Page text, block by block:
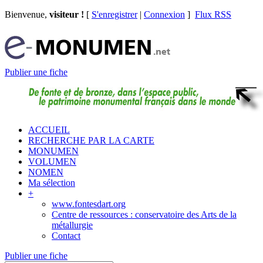
Bienvenue, visiteur ! [ S'enregistrer| Connexion ] Flux RSS
Publier une fiche
ACCUEIL
RECHERCHE PAR LA CARTE
MONUMEN
VOLUMEN
NOMEN
Ma sélection
+
www.fontesdart.org
Centre de ressources : conservatoire des Arts de la
métallurgie
Contact
Publier une fiche